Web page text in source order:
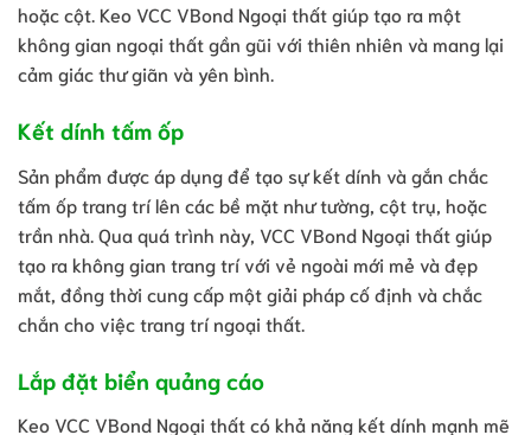
hoặc cột. Keo VCC VBond Ngoại thất giúp tạo ra một
không gian ngoại thất gần gũi với thiên nhiên và mang lại
cảm giác thư giãn và yên bình.
Kết dính tấm ốp
Sản phẩm được áp dụng để tạo sự kết dính và gắn chắc
tấm ốp trang trí lên các bề mặt như tường, cột trụ, hoặc
trần nhà. Qua quá trình này, VCC VBond Ngoại thất giúp
tạo ra không gian trang trí với vẻ ngoài mới mẻ và đẹp
mắt, đồng thời cung cấp một giải pháp cố định và chắc
chắn cho việc trang trí ngoại thất.
Lắp đặt biển quảng cáo
Keo VCC VBond Ngoại thất có khả năng kết dính mạnh mẽ